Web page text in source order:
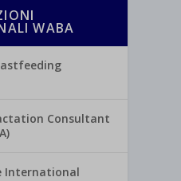
WABA
Consultant
International